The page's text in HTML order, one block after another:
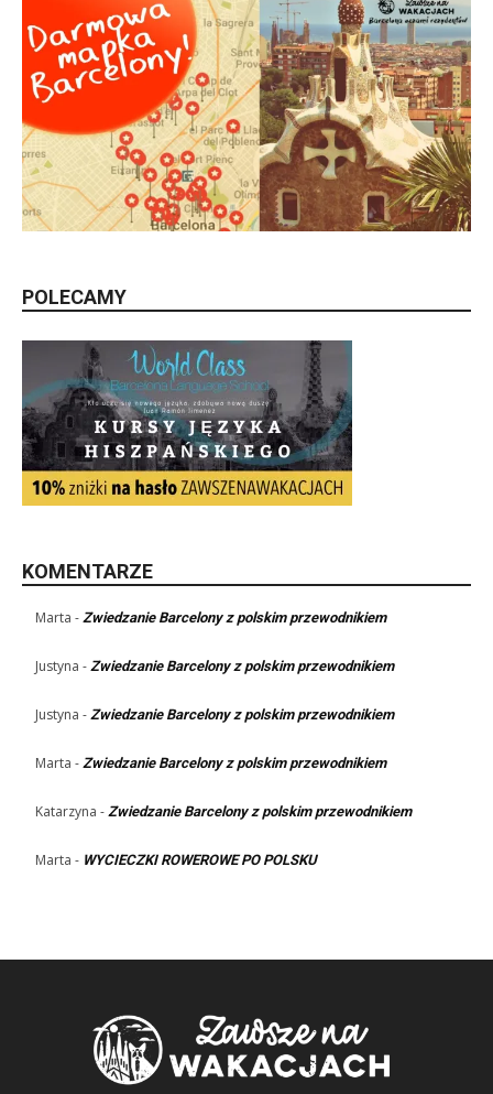
POLECAMY
KOMENTARZE
Marta - Zwiedzanie Barcelony z polskim przewodnikiem
Justyna - Zwiedzanie Barcelony z polskim przewodnikiem
Justyna - Zwiedzanie Barcelony z polskim przewodnikiem
Marta - Zwiedzanie Barcelony z polskim przewodnikiem
Katarzyna - Zwiedzanie Barcelony z polskim przewodnikiem
Marta - WYCIECZKI ROWEROWE PO POLSKU